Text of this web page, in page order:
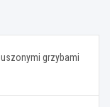
grzybami